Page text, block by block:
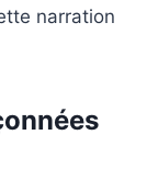
narration